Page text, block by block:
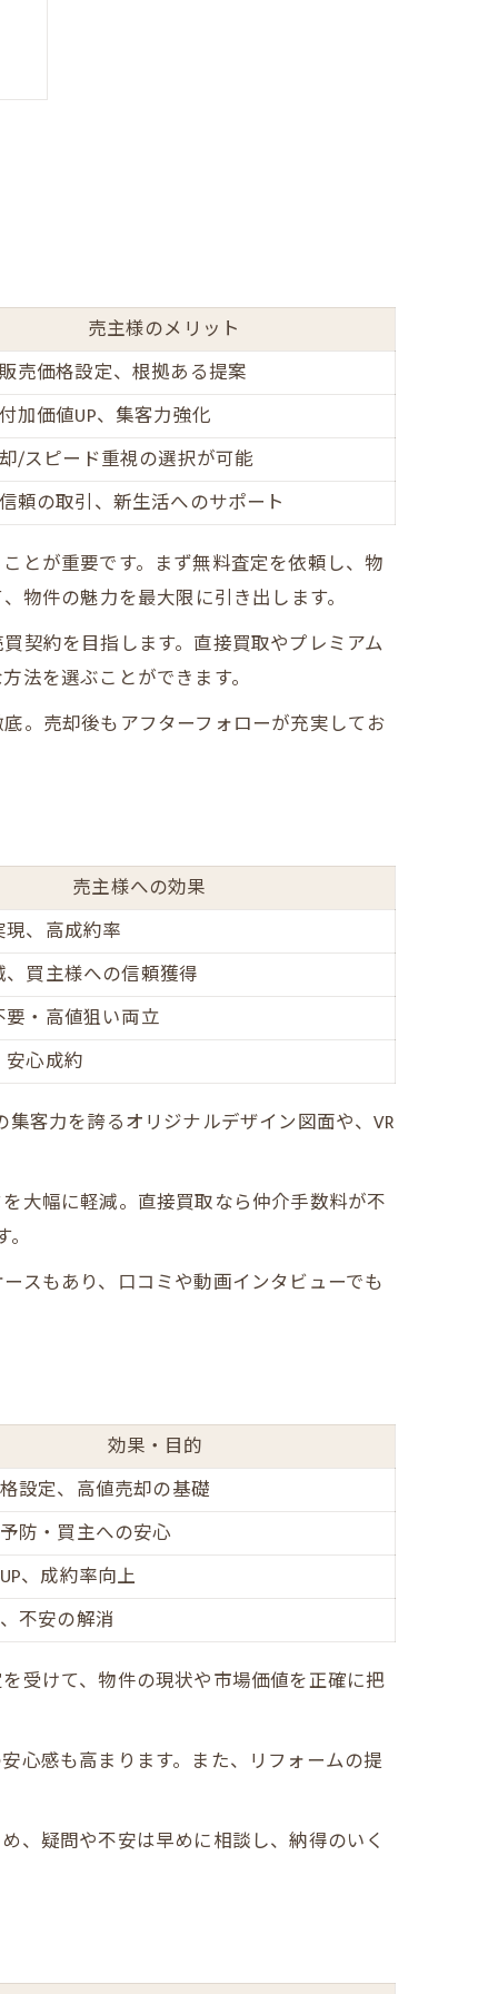
売主様のメリット
売価格設定、根拠ある提案
加価値UP、集客力強化
/スピード重視の選択が可能
頼の取引、新生活へのサポート
とが重要です。まず無料査定を依頼し、物
物件の魅力を最大限に引き出します。
契約を目指します。直接買取やプレミアム
法を選ぶことができます。
。売却後もアフターフォローが充実してお
売主様への効果
、高成約率
買主様への信頼獲得
・高値狙い両立
心成約
客力を誇るオリジナルデザイン図面や、VR
大幅に軽減。直接買取なら仲介手数料が不
スもあり、口コミや動画インタビューでも
効果・目的
設定、高値売却の基礎
防・買主への安心
、成約率向上
不安の解消
受けて、物件の現状や市場価値を正確に把
心感も高まります。また、リフォームの提
、疑問や不安は早めに相談し、納得のいく